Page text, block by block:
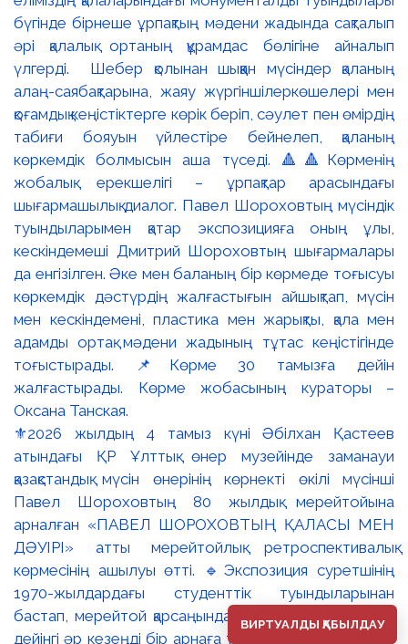
⚜️2026 жылдың 4 тамыз күні Әбілхан Қастеев
атындағы ҚР Ұлттық өнер музейінде заманауи
қазақстандық мүсін өнерінің көрнекті өкілі мүсінші
Павел Шороховтың 80 жылдық мерейтойына
арналған «ПАВЕЛ ШОРОХОВТЫҢ ҚАЛАСЫ МЕН
ДӘУІРІ» атты мерейтойлық ретроспективалық
көрмесінің ашылуы өтті. 🔹Экспозиция суретшінің
1970-жылдардағы студенттік туындыларынан
бастап, мерейтой қарсаңындағы соңғы еңбектеріне
дейінгі әр кезеңді бір арнаға тоғыстырады. 🔸Павел
ВИРТУАЛДЫ ҚАБЫЛДАУ